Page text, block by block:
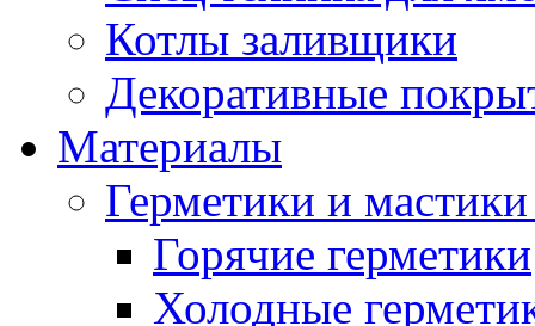
Котлы заливщики
Декоративные
Материалы
Герметики и
Горячие герметики
Холодные